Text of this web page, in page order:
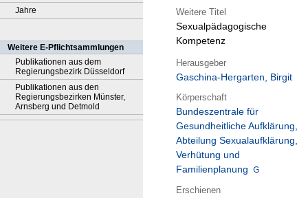
Jahre
Weitere E-Pflichtsammlungen
Publikationen aus dem
Regierungsbezirk Düsseldorf
Publikationen aus den
Regierungsbezirken Münster,
Arnsberg und Detmold
Weitere Titel
Sexualpädagogische
Kompetenz
Herausgeber
Gaschina-Hergarten, Birgit
Körperschaft
Bundeszentrale für
Gesundheitliche Aufklärung,
Abteilung Sexualaufklärung,
Verhütung und
Familienplanung
Erschienen